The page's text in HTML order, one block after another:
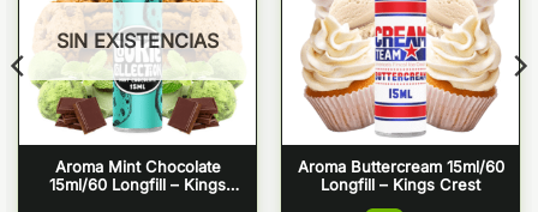
SIN EXISTENCIAS
Aroma Mint Chocolate
15ml/60 Longfill – Kings
Aroma Buttercream 15ml/60
Longfill – Kings Crest